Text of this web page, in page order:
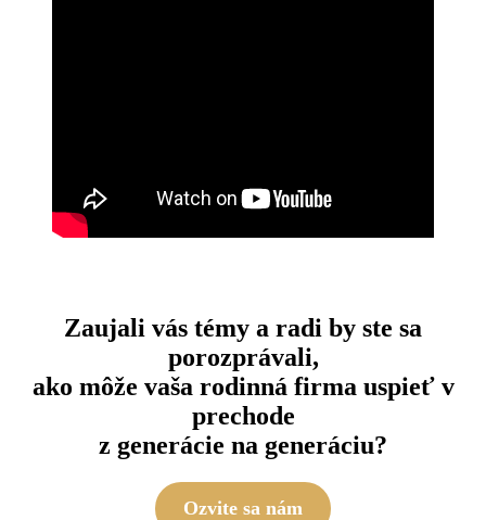
Zaujali vás témy a radi by ste sa
porozprávali,
ako môže vaša rodinná firma uspieť v
prechode
z generácie na generáciu?
Ozvite sa nám